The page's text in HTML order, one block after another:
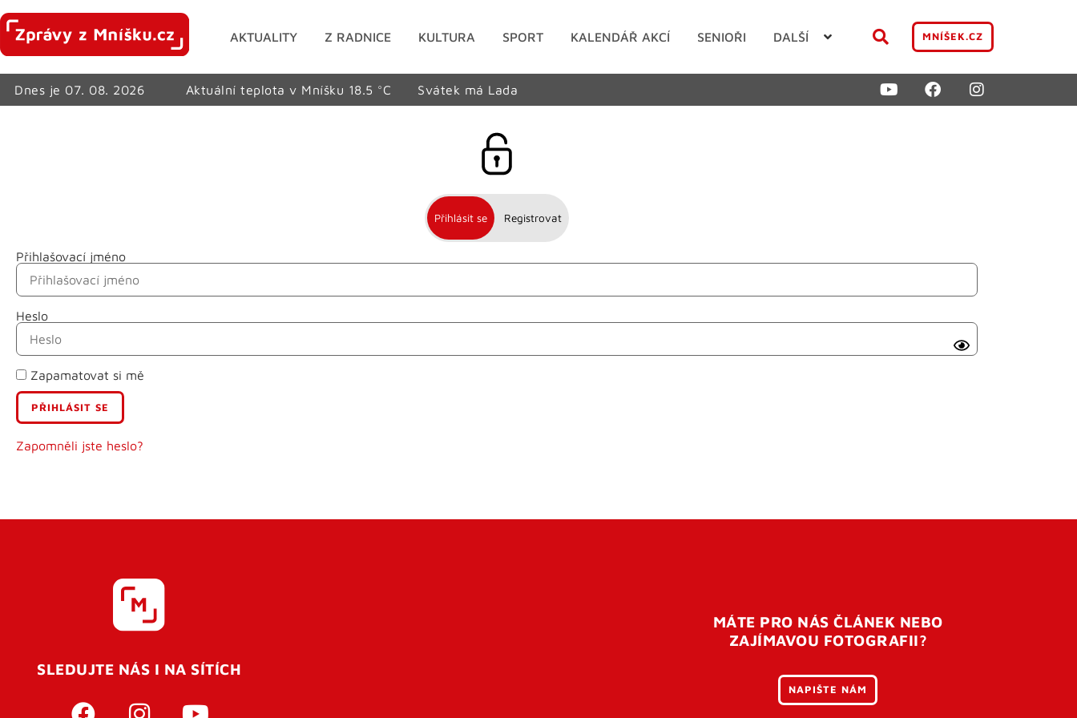
AKTUALITY Z RADNICE KULTURA SPORT KALENDÁŘ AKCÍ SENIOŘI DALŠÍ MNÍŠEK.CZ
Dnes je 07. 08. 2026 Aktuální teplota v Mníšku 18.5 °C Svátek má Lada
Přihlásit se Registrovat
Přihlašovací jméno
Heslo
Zapamatovat si mě
Zapomněli jste heslo?
Jméno
Příjmení
E-mail
Uživatelské jméno
SLEDUJTE NÁS I NA SÍTÍCH
MÁTE PRO NÁS ČLÁNEK NEBO
ZAJÍMAVOU FOTOGRAFII?
NAPIŠTE NÁM